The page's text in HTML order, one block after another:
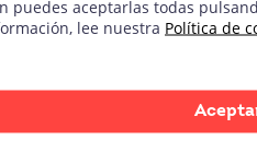
en redes sociales.
tiene en cuenta la
llevarte dinero con tus
puedes aceptarlas todas
lee nuestra Política de